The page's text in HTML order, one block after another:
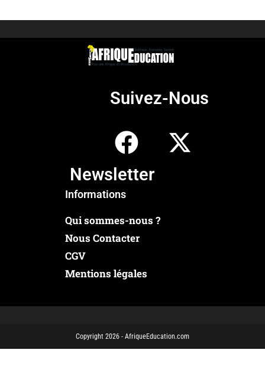
Suivez-Nous
Newsletter
Informations
Qui sommes-nous ?
Nous Contacter
CGV
Mentions légales
Copyright 2026 - AfriqueEducation.com